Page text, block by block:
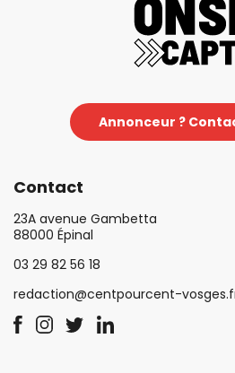
Annonceur ?
Contact
23A avenue Gambetta
88000 Épinal
03 29 82 56 18
redaction@centpourcent-